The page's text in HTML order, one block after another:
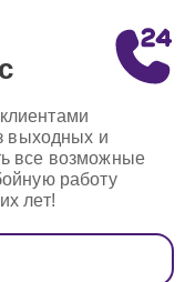
выходных и
все возможные
работу
лет!